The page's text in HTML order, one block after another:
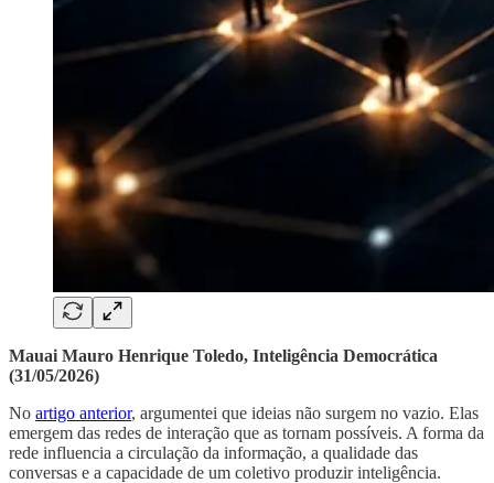
Mauai Mauro Henrique Toledo, Inteligência Democrática
(31/05/2026)
No artigo anterior, argumentei que ideias não surgem no vazio. Elas
emergem das redes de interação que as tornam possíveis. A forma da
rede influencia a circulação da informação, a qualidade das
conversas e a capacidade de um coletivo produzir inteligência.